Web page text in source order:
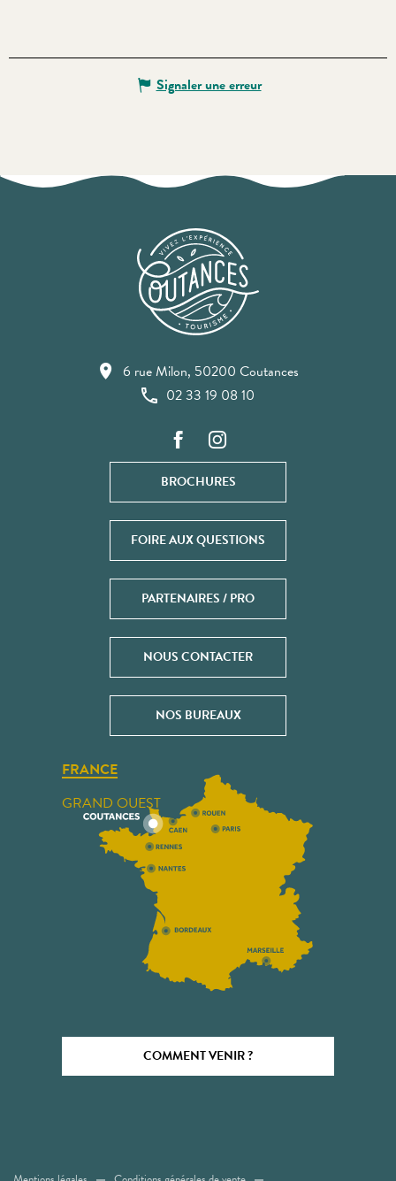
Signaler une erreur
6 rue Milon, 50200 Coutances
02 33 19 08 10
BROCHURES
FOIRE AUX QUESTIONS
PARTENAIRES / PRO
NOUS CONTACTER
NOS BUREAUX
FRANCE
GRAND OUEST
COMMENT VENIR ?